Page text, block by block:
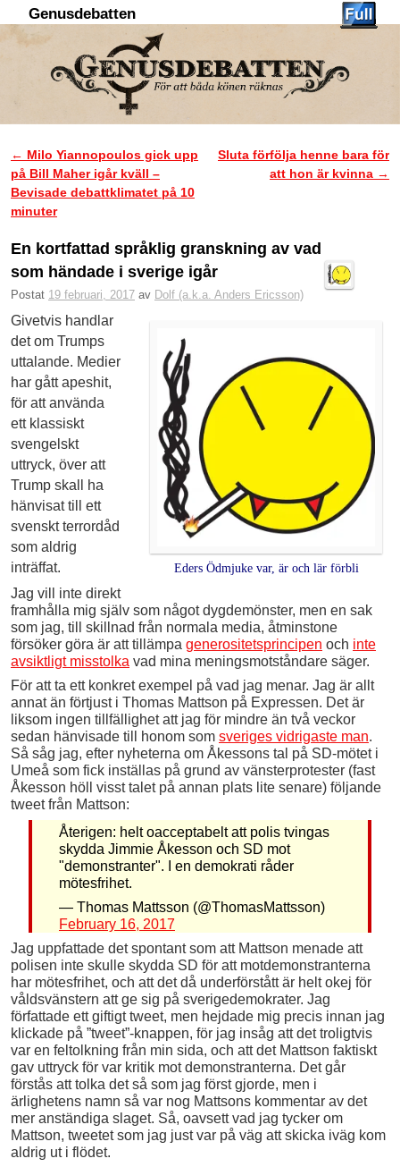
Genusdebatten
Inläggsnavigering
← Milo Yiannopoulos gick upp
på Bill Maher igår kväll –
Bevisade debattklimatet på 10
minuter
Sluta förfölja henne bara för
att hon är kvinna →
En kortfattad språklig granskning av vad
som händade i sverige igår
Postat 19 februari, 2017 av Dolf (a.k.a. Anders Ericsson)
Eders Ödmjuke var, är och lär förbli
Givetvis handlar
det om Trumps
uttalande. Medier
har gått apeshit,
för att använda
ett klassiskt
svengelskt
uttryck, över att
Trump skall ha
hänvisat till ett
svenskt terrordåd
som aldrig
inträffat.
Jag vill inte direkt
framhålla mig själv som något dygdemönster, men en sak
som jag, till skillnad från normala media, åtminstone
försöker göra är att tillämpa generositetsprincipen och inte
avsiktligt misstolka vad mina meningsmotståndare säger.
För att ta ett konkret exempel på vad jag menar. Jag är allt
annat än förtjust i Thomas Mattson på Expressen. Det är
liksom ingen tillfällighet att jag för mindre än två veckor
sedan hänvisade till honom som sveriges vidrigaste man.
Så såg jag, efter nyheterna om Åkessons tal på SD-mötet i
Umeå som fick inställas på grund av vänsterprotester (fast
Åkesson höll visst talet på annan plats lite senare) följande
tweet från Mattson:
Återigen: helt oacceptabelt att polis tvingas
skydda Jimmie Åkesson och SD mot
"demonstranter". I en demokrati råder
mötesfrihet.
— Thomas Mattsson (@ThomasMattsson)
February 16, 2017
Jag uppfattade det spontant som att Mattson menade att
polisen inte skulle skydda SD för att motdemonstranterna
har mötesfrihet, och att det då underförstått är helt okej för
våldsvänstern att ge sig på sverigedemokrater. Jag
författade ett giftigt tweet, men hejdade mig precis innan jag
klickade på ”tweet”-knappen, för jag insåg att det troligtvis
var en feltolkning från min sida, och att det Mattson faktiskt
gav uttryck för var kritik mot demonstranterna. Det går
förstås att tolka det så som jag först gjorde, men i
ärlighetens namn så var nog Mattsons kommentar av det
mer anständiga slaget. Så, oavsett vad jag tycker om
Mattson, tweetet som jag just var på väg att skicka iväg kom
aldrig ut i flödet.